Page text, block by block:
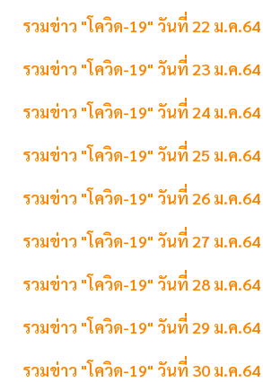
รวมข่าว "โควิด-19" วันที่ 22 ม.ค.64
รวมข่าว "โควิด-19" วันที่ 23 ม.ค.64
รวมข่าว "โควิด-19" วันที่ 24 ม.ค.64
รวมข่าว "โควิด-19" วันที่ 25 ม.ค.64
รวมข่าว "โควิด-19" วันที่ 26 ม.ค.64
รวมข่าว "โควิด-19" วันที่ 27 ม.ค.64
รวมข่าว "โควิด-19" วันที่ 28 ม.ค.64
รวมข่าว "โควิด-19" วันที่ 29 ม.ค.64
รวมข่าว "โควิด-19" วันที่ 30 ม.ค.64